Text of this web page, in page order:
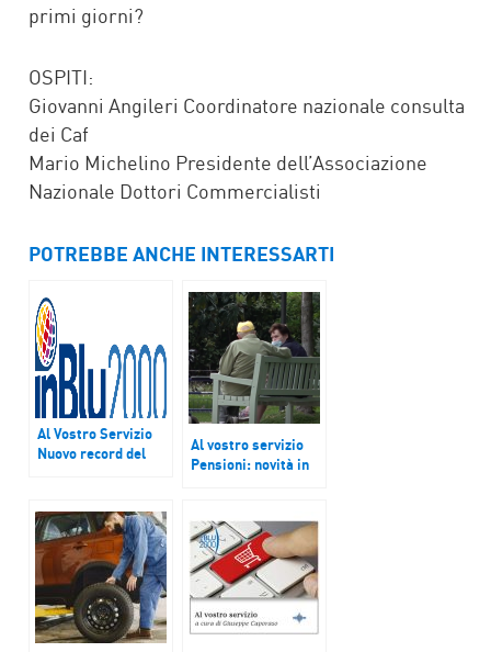
primi giorni?
OSPITI:
Giovanni Angileri Coordinatore nazionale consulta
dei Caf
Mario Michelino Presidente dell’Associazione
Nazionale Dottori Commercialisti
POTREBBE ANCHE INTERESSARTI
Al Vostro Servizio
Nuovo record del
anche gpl e gas.
Quali le ricadute?
Al vostro servizio
Pensioni: novità in